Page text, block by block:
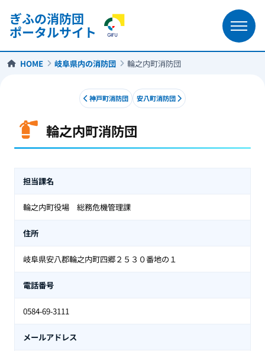
ぎふの消防団
ポータルサイト
HOME 岐阜県内の消防団 輪之内町消防団
神戸町消防団 安八町消防団
輪之内町消防団
担当課名
輪之内町役場 総務危機管理課
住所
岐阜県安八郡輪之内町四郷２５３０番地の１
電話番号
0584-69-3111
メールアドレス